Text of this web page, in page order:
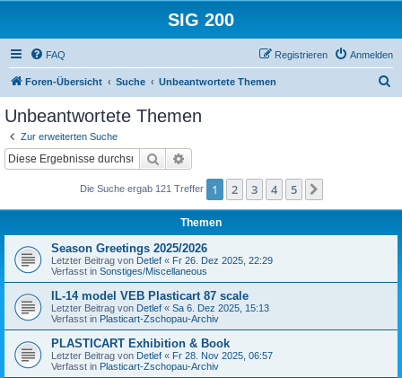
SIG 200
FAQ Anmelden
Registrieren
Foren-Übersicht Suche Unbeantwortete Themen
Unbeantwortete Themen
Zur erweiterten Suche
Suche
Die Suche ergab 121 Treffer 1 2 3 4 5
Themen
Season Greetings 2025/2026
Letzter Beitrag von Detlef « Fr 26. Dez 2025, 22:29
Verfasst in Sonstiges/Miscellaneous
IL-14 model VEB Plasticart 87 scale
Letzter Beitrag von Detlef « Sa 6. Dez 2025, 15:13
Verfasst in Plasticart-Zschopau-Archiv
PLASTICART Exhibition & Book
Letzter Beitrag von Detlef « Fr 28. Nov 2025, 06:57
Verfasst in Plasticart-Zschopau-Archiv